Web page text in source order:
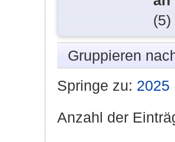
(5)
Gruppieren
Springe zu: 2025
Anzahl der